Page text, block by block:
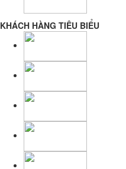
KHÁCH HÀNG TIÊU BIỂU